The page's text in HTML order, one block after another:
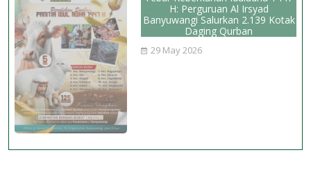
H: Perguruan Al Irsyad
Banyuwangi Salurkan 2.139 Kotak
Daging Qurban
29 May 2026